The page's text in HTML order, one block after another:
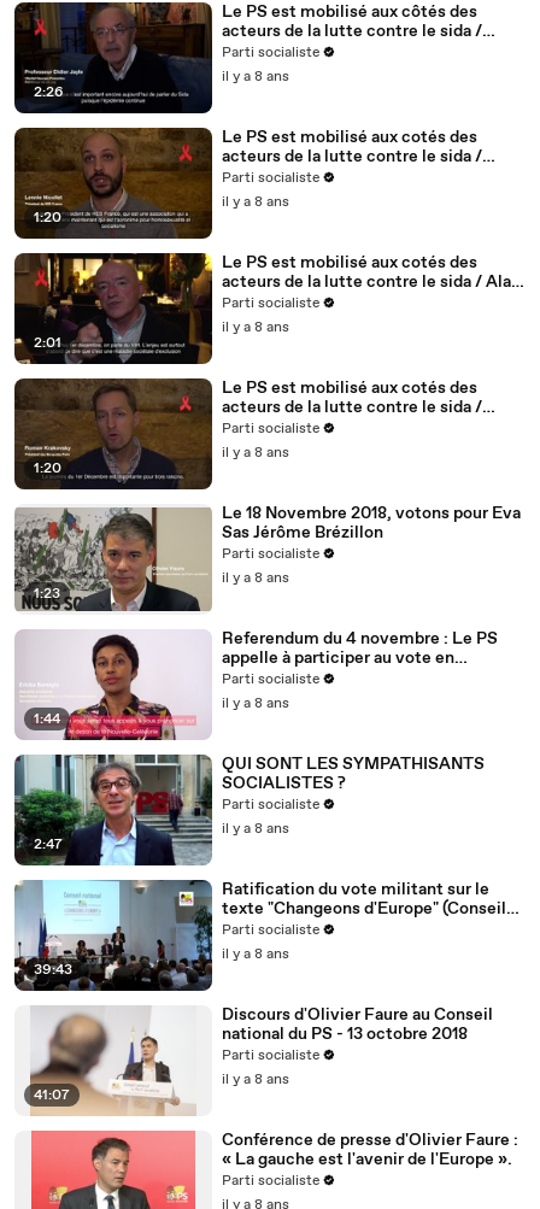
2:26
Le PS est mobilisé aux côtés des
acteurs de la lutte contre le sida /
Didier Jayle, médecin, fondateur du
site vih.org - 1/5
Parti socialiste
il y a 8 ans
1:20
Le PS est mobilisé aux cotés des
acteurs de la lutte contre le sida /
Lennie Nicollet, président de HES -
5/5
Parti socialiste
il y a 8 ans
2:01
Le PS est mobilisé aux cotés des
acteurs de la lutte contre le sida / Alain
BONNINEAU, président de AIDES IDF /
4/5
Parti socialiste
il y a 8 ans
1:20
Le PS est mobilisé aux cotés des
acteurs de la lutte contre le sida /
Roman Krakovsky, président de
Séropotes - 3/5
Parti socialiste
il y a 8 ans
1:23
Le 18 Novembre 2018, votons pour Eva
Sas Jérôme Brézillon
Parti socialiste
il y a 8 ans
1:44
Referendum du 4 novembre : Le PS
appelle à participer au vote en
Nouvelle-Calédonie
Parti socialiste
il y a 8 ans
2:47
QUI SONT LES SYMPATHISANTS
SOCIALISTES ?
Parti socialiste
il y a 8 ans
39:43
Ratification du vote militant sur le
texte "Changeons d'Europe" (Conseil
national du 13/10/2018)
Parti socialiste
il y a 8 ans
41:07
Discours d'Olivier Faure au Conseil
national du PS - 13 octobre 2018
Parti socialiste
il y a 8 ans
Conférence de presse d'Olivier Faure :
« La gauche est l'avenir de l'Europe ».
Parti socialiste